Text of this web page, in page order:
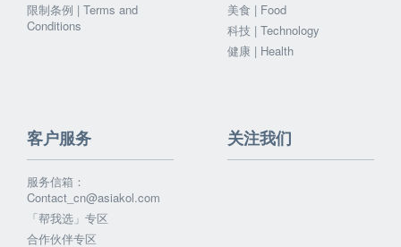
限制条例 | Terms and
Conditions
美食 | Food
科技 | Technology
健康 | Health
客户服务
服务信箱：
Contact_cn@asiakol.com
「帮我选」专区
合作伙伴专区
关注我们